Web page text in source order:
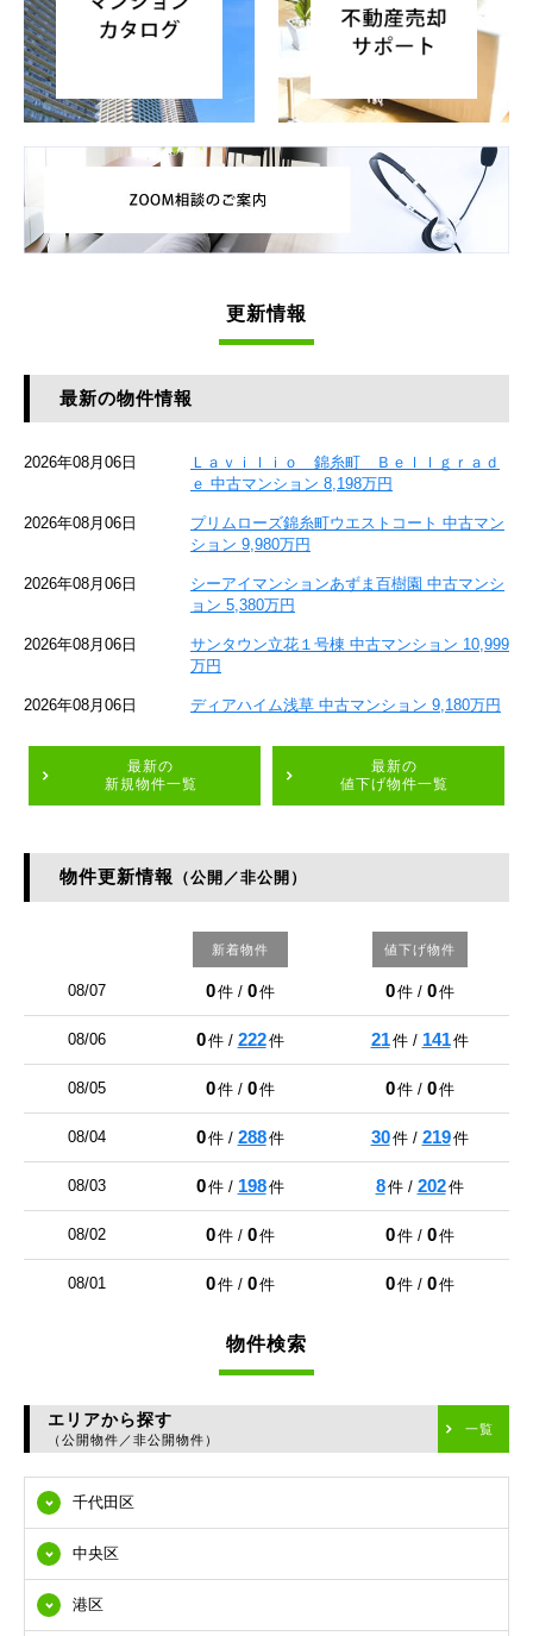
更新情報
最新の物件情報
2026年08月06日
Ｌａｖｉｌｉｏ 錦糸町 Ｂｅｌｌｇｒａｄ
ｅ 中古マンション 8,198万円
2026年08月06日
プリムローズ錦糸町ウエストコート 中古マン
ション 9,980万円
2026年08月06日
シーアイマンションあずま百樹園 中古マンシ
ョン 5,380万円
2026年08月06日
サンタウン立花１号棟 中古マンション 10,999
万円
2026年08月06日 ディアハイム浅草 中古マンション 9,180万円
最新の
新規物件一覧
最新の
値下げ物件一覧
物件更新情報 （公開／非公開）
新着物件 値下げ物件
08/07 0件 / 0件 0件 / 0件
08/06 0件 / 222件 21件 / 141件
08/05 0件 / 0件 0件 / 0件
08/04 0件 / 288件 30件 / 219件
08/03 0件 / 198件 8件 / 202件
08/02 0件 / 0件 0件 / 0件
08/01 0件 / 0件 0件 / 0件
物件検索
エリアから探す
（公開物件／非公開物件）
一覧
千代田区
中央区
港区